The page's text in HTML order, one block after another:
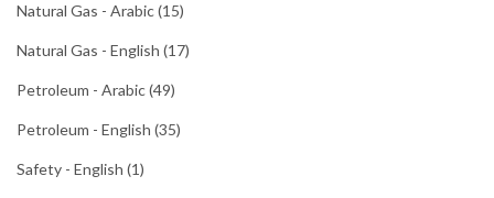
Natural Gas - Arabic(15)
Natural Gas - English (17)
Petroleum - Arabic(49)
Petroleum - English (35)
Safety - English (1)